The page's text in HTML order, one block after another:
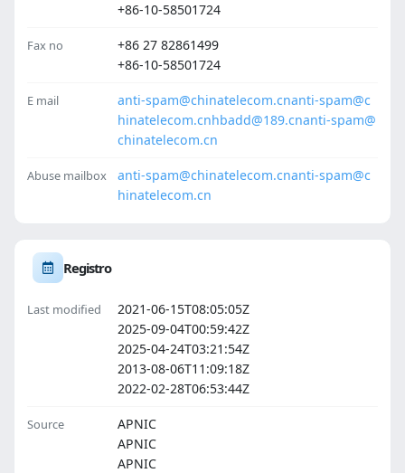
+86-10-58501724
Fax no
+86 27 82861499
+86-10-58501724
E mail anti-spam@chinatelecom.cnanti-spam@c
hinatelecom.cnhbadd@189.cnanti-spam@
chinatelecom.cn
Abuse mailbox anti-spam@chinatelecom.cnanti-spam@c
hinatelecom.cn
Registro
Last modified
2021-06-15T08:05:05Z
2025-09-04T00:59:42Z
2025-04-24T03:21:54Z
2013-08-06T11:09:18Z
2022-02-28T06:53:44Z
Source
APNIC
APNIC
APNIC